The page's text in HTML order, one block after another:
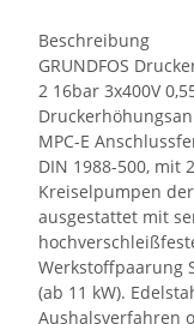
Beschreibung
GRUNDFOS
2 16bar 3x400V
MPC-E
DIN 1988-500, mit
Kreiselpumpen
ausgestattet mit
Werkstoffpaarung
(ab 11 kW).
Aushalsverfahren